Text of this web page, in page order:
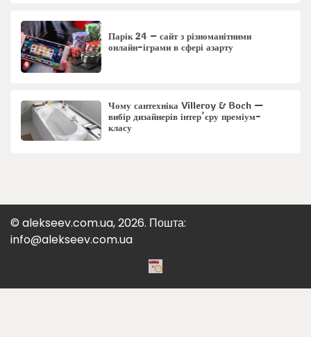
Парік 24 – сайт з різноманітними
онлайн-іграми в сфері азарту
Чому сантехніка Villeroy & Boch —
вибір дизайнерів інтер’єру преміум-
класу
© alekseev.com.ua, 2026. Пошта:
info@alekseev.com.ua